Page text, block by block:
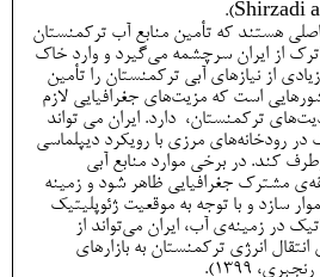
هستند که تأمین منابع آب ترکمنستان
اترک از ایران سرچشمه می‌گیرد و وارد خاک
از نیازهای آبی ترکمنستان را تأمین
است که مزیت‌های جغرافیایی لازم
ترکمنستان، دارد. ایران می تواند
رودخانه‌های مرزی با رویکرد دیپلماسی
کند. در برخی موارد منابع آبی
مشترک جغرافیایی ظاهر شود و زمینه
سازد و با توجه به موقعیت ژئوپلیتیک
در زمینه‌ی آب، ایران می‌تواند از
انرژی ترکمنستان به بازارهای
1399).